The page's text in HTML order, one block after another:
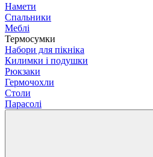
Намети
Спальники
Меблі
Термосумки
Набори для пікніка
Килимки і подушки
Рюкзаки
Гермочохли
Столи
Парасолі